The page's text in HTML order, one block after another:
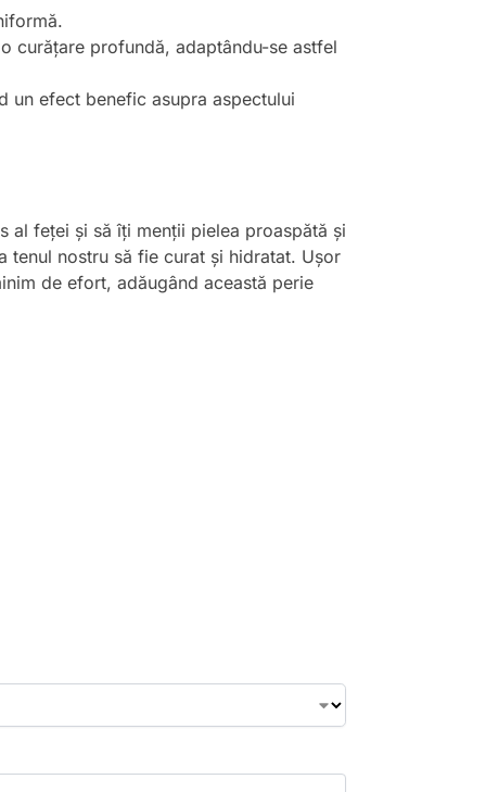
curățare profundă, adaptându-se astfel
un efect benefic asupra aspectului
al feței și să îți menții pielea proaspătă și
tenul nostru să fie curat și hidratat. Ușor
de efort, adăugând această perie